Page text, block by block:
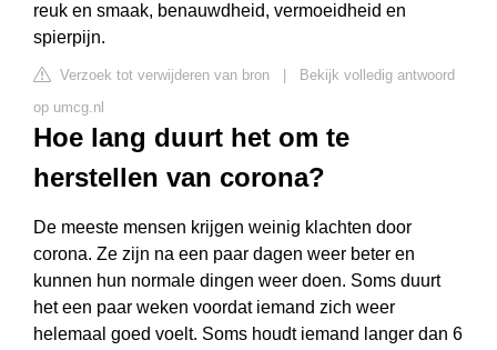
reuk en smaak, benauwdheid, vermoeidheid en
spierpijn.
Verzoek tot verwijderen van bron
Bekijk volledig antwoord
op umcg.nl
Hoe lang duurt het om te
herstellen van corona?
De meeste mensen krijgen weinig klachten door
corona. Ze zijn na een paar dagen weer beter en
kunnen hun normale dingen weer doen. Soms duurt
het een paar weken voordat iemand zich weer
helemaal goed voelt. Soms houdt iemand langer dan 6